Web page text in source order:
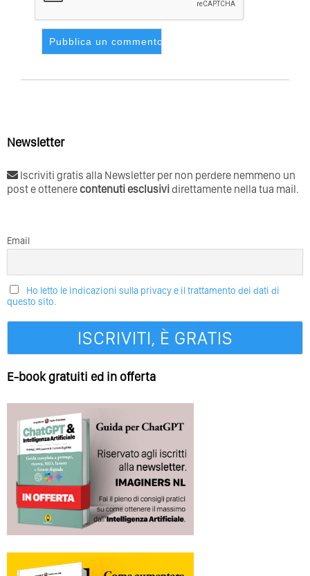
Newsletter
Iscriviti gratis alla Newsletter per non perdere nemmeno un
post e ottenerecontenuti esclusividirettamente nella tua mail.
Email
Ho letto le indicazioni sulla privacy e il trattamento dei dati di
questo sito.
E-book gratuiti ed in offerta